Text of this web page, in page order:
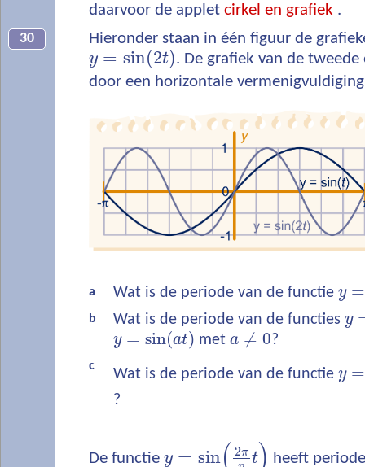
daarvoor de applet cirkel en grafiek .
30
Hieronder staan in één figuur de
y = sin(2t). De grafiek van de
door een horizontale
a Wat is de periode van de functie y =
b Wat is de periode van de functies y
y = sin(at) met a ≠ 0 ?
c
Wat is de periode van de functie y =
?
De functie y = sin( 2π t) heeft